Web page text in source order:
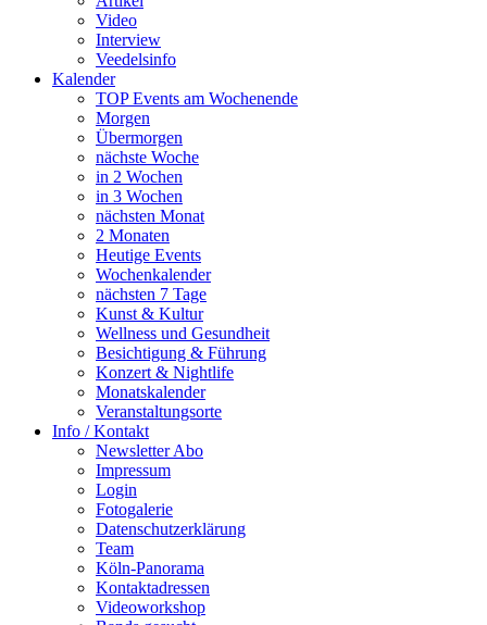
Video
Interview
Veedelsinfo
Kalender
TOP Events am Wochenende
Morgen
Übermorgen
nächste Woche
in 2 Wochen
in 3 Wochen
nächsten Monat
2 Monaten
Heutige Events
Wochenkalender
nächsten 7 Tage
Kunst & Kultur
Wellness und Gesundheit
Besichtigung & Führung
Konzert & Nightlife
Monatskalender
Veranstaltungsorte
Info / Kontakt
Newsletter Abo
Impressum
Login
Fotogalerie
Datenschutzerklärung
Team
Köln-Panorama
Kontaktadressen
Videoworkshop